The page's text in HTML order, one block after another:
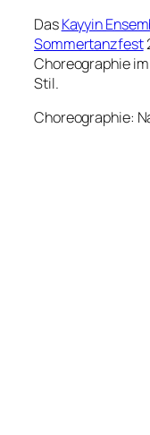
DasKayyin
Sommertanzfest
Choreographie
Stil.
Choreographie: